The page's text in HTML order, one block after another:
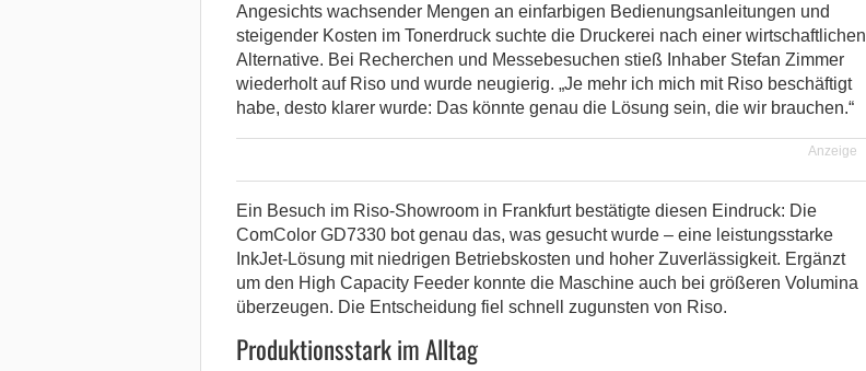
Angesichts wachsender Mengen an einfarbigen Bedienungsanleitungen und
steigender Kosten im Tonerdruck suchte die Druckerei nach einer wirtschaftlichen
Alternative. Bei Recherchen und Messebesuchen stieß Inhaber Stefan Zimmer
wiederholt auf Riso und wurde neugierig. „Je mehr ich mich mit Riso beschäftigt
habe, desto klarer wurde: Das könnte genau die Lösung sein, die wir brauchen.“
Anzeige
Ein Besuch im Riso-Showroom in Frankfurt bestätigte diesen Eindruck: Die
ComColor GD7330 bot genau das, was gesucht wurde – eine leistungsstarke
InkJet-Lösung mit niedrigen Betriebskosten und hoher Zuverlässigkeit. Ergänzt
um den High Capacity Feeder konnte die Maschine auch bei größeren Volumina
überzeugen. Die Entscheidung fiel schnell zugunsten von Riso.
Produktionsstark im Alltag